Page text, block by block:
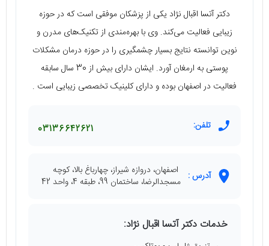
دکتر آتسا اقبال نژاد یکی از پزشکان موفقی است که در حوزه
زیبایی فعالیت می‌کند. وی با بهره‌مندی از تکنیک‌های مدرن و
نوین توانسته نتایج بسیار چشمگیری را در حوزه درمان مشکلات
پوستی به ارمغان آورد. ایشان دارای بیش از 30 سال سابقه
فعالیت در اصفهان بوده و دارای کلینیک تخصصی زیبایی است .
تلفن: 03136642621
آدرس :
اصفهان، دروازه شیراز، چهارباغ بالا، کوچه
مسجدالرضا، ساختمان 99، طبقه 4، واحد 42
خدمات دکتر آتسا اقبال نژاد: